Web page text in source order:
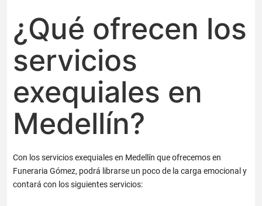
¿Qué ofrecen los
servicios
exequiales en
Medellín?
Con los servicios exequiales en Medellín que ofrecemos en
Funeraria Gómez, podrá librarse un poco de la carga emocional y
contará con los siguientes servicios: